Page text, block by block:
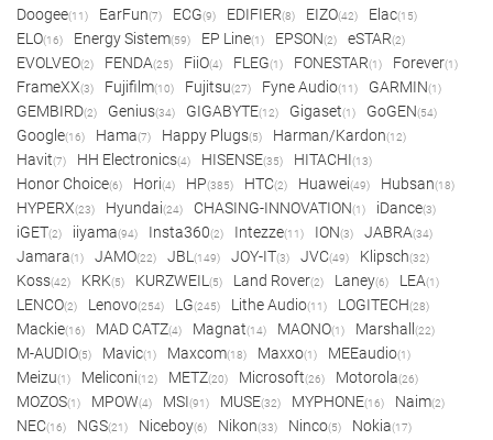
Doogee(11) EarFun(7) ECG(9) EDIFIER(8) EIZO(42) Elac(15)
ELO(16) Energy Sistem(59) EP Line(1) EPSON(2) eSTAR(2)
EVOLVEO(2) FENDA(25) FiiO(4) FLEG(1) FONESTAR(1) Forever(1)
FrameXX(3) Fujifilm(10) Fujitsu(27) Fyne Audio(11) GARMIN(1)
GEMBIRD(2) Genius(34) GIGABYTE(12) Gigaset(1) GoGEN(54)
Google(16) Hama(7) Happy Plugs(5) Harman/Kardon(12)
Havit(7) HH Electronics(4) HISENSE(35) HITACHI(13)
Honor Choice(6) Hori(4) HP(385) HTC(2) Huawei(49) Hubsan(18)
HYPERX(23) Hyundai(24) CHASING-INNOVATION(1) iDance(3)
iGET(2) iiyama(94) Insta360(2) Intezze(11) ION(3) JABRA(34)
Jamara(1) JAMO(22) JBL (149) JOY-IT(3) JVC(49) Klipsch(32)
Koss(42) KRK(5) KURZWEIL (5) Land Rover(2) Laney(6) LEA(1)
LENCO(2) Lenovo(254) LG(245) Lithe Audio(11) LOGITECH(28)
Mackie(16) MAD CATZ(4) Magnat(14) MAONO(1) Marshall (22)
M-AUDIO(5) Mavic(1) Maxcom(18) Maxxo(1) MEEaudio(1)
Meizu(1) Meliconi(12) METZ(20) Microsoft(26) Motorola(26)
MOZOS(1) MPOW(4) MSI(91) MUSE(32) MYPHONE(16) Naim(2)
NEC(16) NGS(21) Niceboy(6) Nikon(33) Ninco(5) Nokia(17)